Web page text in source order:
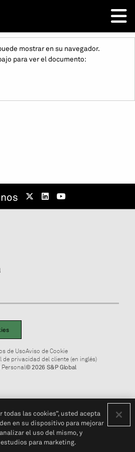
mostrar en su navegador.
para ver el documento:
de UsoAviso de Cookie
de privacidad del cliente (en inglés)
© 2026 S&P Global
todas las cookies”, usted acepta
en su dispositivo para mejorar
el uso del mismo, y
para marketing.